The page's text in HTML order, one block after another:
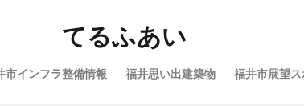
てるふあい
市インフラ整備情報 福井思い出建築物 福井市展望